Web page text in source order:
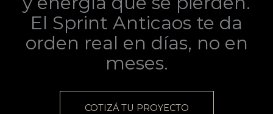
El Sprint Anticaos te da
orden real en días, no en
meses.
COTIZÁ TU PROYECTO